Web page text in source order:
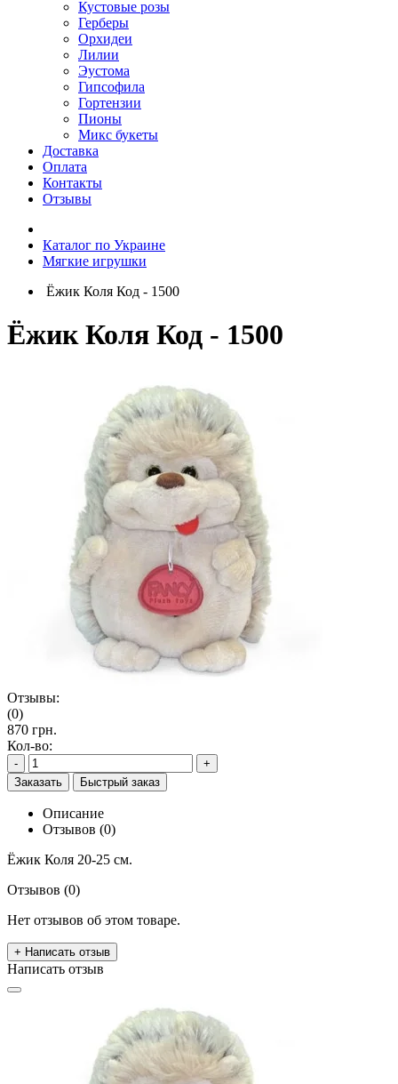
Кустовые розы
Герберы
Орхидеи
Лилии
Эустома
Гипсофила
Гортензии
Пионы
Микс букеты
Доставка
Оплата
Контакты
Отзывы
Каталог по Украине
Мягкие игрушки
Ёжик Коля Код - 1500
Ёжик Коля Код - 1500
Отзывы:
(0)
870 грн.
Кол-во:
-
+
Заказать
Быстрый заказ
Описание
Отзывов (0)
Ёжик Коля 20-25 см.
Отзывов (0)
Нет отзывов об этом товаре.
+ Написать отзыв
Написать отзыв